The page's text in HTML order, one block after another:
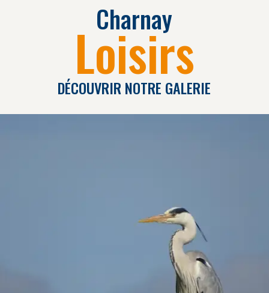
Charnay
Loisirs
DÉCOUVRIR NOTRE GALERIE